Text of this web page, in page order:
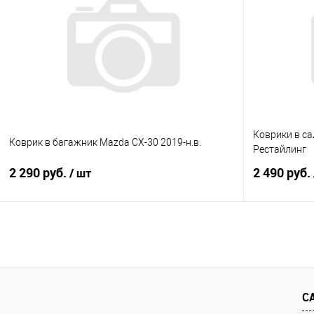
Купить в 1 клик
Сравнение
Под заказ
Купить в
Коврик в багажник Mazda CX-30 2019-н.в.
2 290 руб. / шт
Купить в 1 клик
Сравнение
Коврики в
Рестайлинг
2 490 руб.
Купить в 1
В